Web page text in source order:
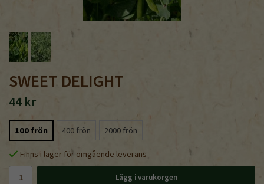
SWEET DELIGHT
44 kr
100 frön 400 frön 2000 frön
Finns i lager för omgående leverans
Lägg i varukorgen